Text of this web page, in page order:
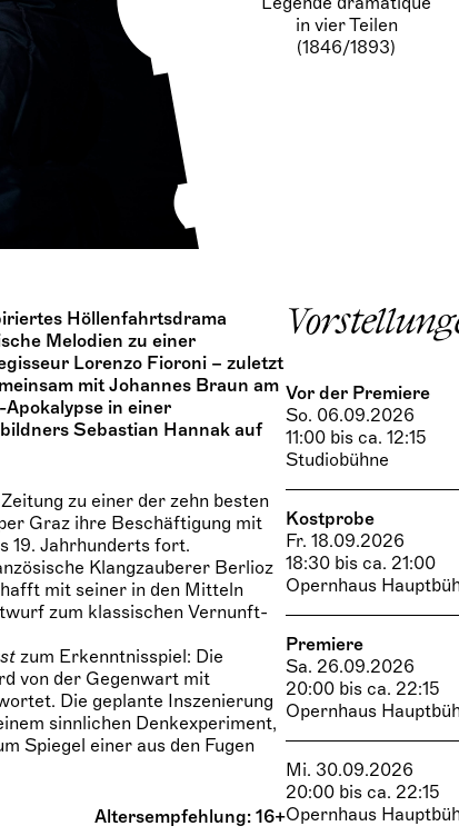
in vier Teilen
(1846/1893)
Höllenfahrtsdrama
Melodien zu einer
Lorenzo Fioroni – zuletzt
mit Johannes Braun am
in einer
Sebastian Hannak auf
zu einer der zehn besten
Graz ihre Beschäftigung mit
19. Jahrhunderts fort.
Klangzauberer Berlioz
mit seiner in den Mitteln
zum klassischen Vernunft-
zum Erkenntnisspiel: Die
von der Gegenwart mit
Die geplante Inszenierung
sinnlichen Denkexperiment,
Spiegel einer aus den Fugen
Altersempfehlung: 16+
Vor der Premiere
So. 06.09.2026
11:00 bis ca. 12:15
Studiobühne
Kostprobe
Fr. 18.09.2026
18:30 bis ca. 21:00
Opernhaus
Premiere
Sa. 26.09.2026
20:00 bis ca. 22:15
Opernhaus
Mi. 30.09.2026
20:00 bis ca. 22:15
Opernhaus